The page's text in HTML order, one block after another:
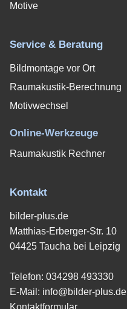
Motive
Service & Beratung
Bildmontage vor Ort
Raumakustik-Berechnung
Motivwechsel
Online-Werkzeuge
Raumakustik Rechner
Kontakt
bilder-plus.de
Matthias-Erberger-Str. 10
04425 Taucha bei Leipzig
Telefon: 034298 493330
E-Mail: info@bilder-plus.de
Kontaktformular